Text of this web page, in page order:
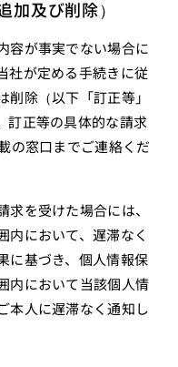
加及び削除）
容が事実でない場合に
社が定める手続きに従
除（以下「訂正等」
訂正等の具体的な請求
の窓口までご連絡くだ
を受けた場合には、
内において、遅滞なく
に基づき、個人情報保
内において当該個人情
本人に遅滞なく通知し